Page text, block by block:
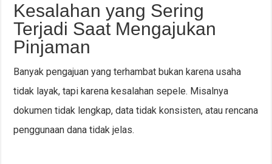
Kesalahan yang Sering
Terjadi Saat Mengajukan
Pinjaman
Banyak pengajuan yang terhambat bukan karena usaha
tidak layak, tapi karena kesalahan sepele. Misalnya
dokumen tidak lengkap, data tidak konsisten, atau rencana
penggunaan dana tidak jelas.